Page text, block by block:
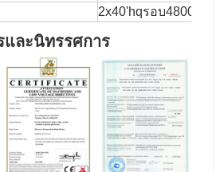
2x40'hqรอบ48000kg
ละนิทรรศการ